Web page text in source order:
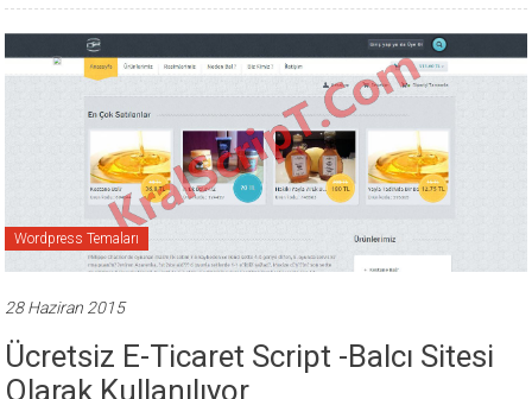
Wordpress Temaları
28 Haziran 2015
Ücretsiz E-Ticaret Script -Balcı Sitesi
Olarak Kullanılıyor